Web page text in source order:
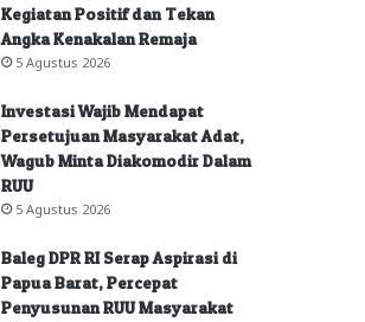
Kegiatan Positif dan Tekan
Angka Kenakalan Remaja
5 Agustus 2026
Investasi Wajib Mendapat
Persetujuan Masyarakat Adat,
Wagub Minta Diakomodir Dalam
RUU
5 Agustus 2026
Baleg DPR RI Serap Aspirasi di
Papua Barat, Percepat
Penyusunan RUU Masyarakat